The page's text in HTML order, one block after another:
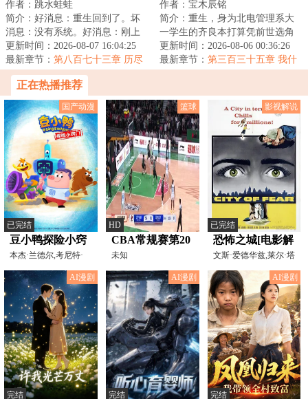
作者：跳水蛙蛙
简介：好消息：重生回到了。坏
消息：没有系统。好消息：刚上
高三。坏消息：统考分数。好消
息：家里挺有钱...
更新时间：2026-08-07 16:04:25
最新章节： 第八百七十三章 历尽
艰辛，志在星辰
作者：宝木辰铭
简介：重生，身为北电管理系大
一学生的齐良本打算凭前世选角
导演的经验，积攒人脉资本重操
旧业。没想到进...
更新时间：2026-08-06 00:36:26
最新章节： 第三百三十五章 我什
正在热播推荐
国产动漫
已完结
豆小鸭探险小窍
门
本杰·兰德尔,考尼特·
肖,马克·汤普森,比
篮球
HD
CBA常规赛第20
轮 辽宁本钢VS
北京北汽
20241220
未知
影视解说
已完结
恐怖之城[电影解
说]
文斯·爱德华兹,莱尔·塔
尔博特,约翰·阿彻
AI漫剧
完结
AI漫剧
完结
AI漫剧
完结